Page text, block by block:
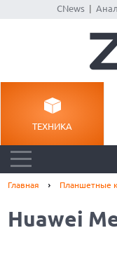
CNews|
ТЕХНИКА
Главная Планшетные
Huawei